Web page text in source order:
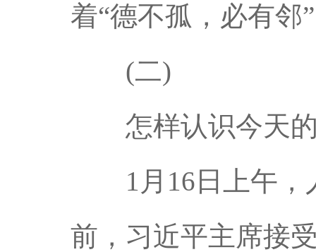
着“德不孤，必有邻
(二)
怎样认识今天的
1月16日上午，
前，习近平主席接